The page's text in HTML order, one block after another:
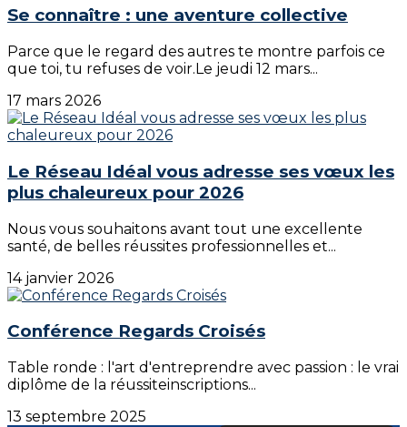
Se connaître : une aventure collective
Parce que le regard des autres te montre parfois ce
que toi, tu refuses de voir.Le jeudi 12 mars...
17 mars 2026
Le Réseau Idéal vous adresse ses vœux les
plus chaleureux pour 2026
Nous vous souhaitons avant tout une excellente
santé, de belles réussites professionnelles et...
14 janvier 2026
Conférence Regards Croisés
Table ronde : l'art d'entreprendre avec passion : le vrai
diplôme de la réussiteinscriptions...
13 septembre 2025